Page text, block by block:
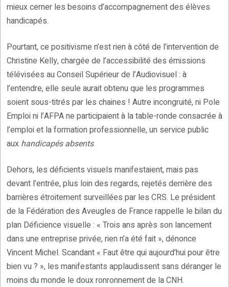
mieux cerner les besoins d’accompagnement des élèves
handicapés.
Pourtant, ce positivisme n’est rien à côté de l’intervention de
Christine Kelly, chargée de l’accessibilité des émissions
télévisées au Conseil Supérieur de l’Audiovisuel : à
l’entendre, elle seule aurait obtenu que les programmes
soient sous-titrés par les chaines ! Autre incongruité, ni Pole
Emploi ni l’AFPA ne participaient à la table-ronde consacrée à
l’emploi et la formation professionnelle, un service public
aux handicapés absents.
Dehors, les déficients visuels manifestaient, mais pas
devant l’entrée, plus loin des regards, rejetés derrière des
barrières étroitement surveillées par les CRS. Le président
de la Fédération des Aveugles de France rappelle le bilan du
plan Déficience visuelle : « Trois ans après son lancement
dans une entreprise privée, rien n’a été fait », dénonce
Vincent Michel. Scandant « Faut être qui aujourd’hui pour être
bien vu ? », les manifestants applaudissent sans déranger le
moins du monde le doux ronronnement de la CNH.